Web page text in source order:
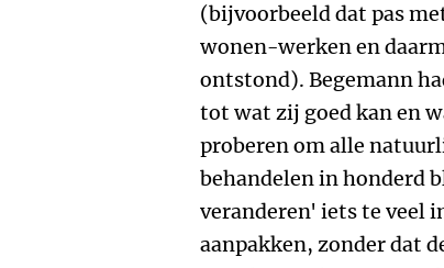
(bijvoorbeeld dat pas
wonen-werken en
ontstond). Begemann
tot wat zij goed kan en
proberen om alle
behandelen in honderd
veranderen' iets te veel
aanpakken, zonder dat